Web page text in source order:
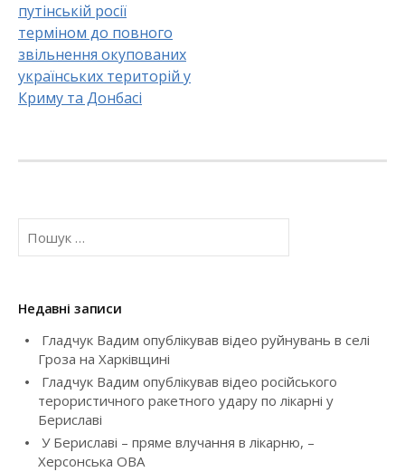
o
s
t
a
a
t
i
n
путінській росії
терміном до повного
звільнення окупованих
українських територій у
Криму та Донбасі
П
кНедавні записи
Гладчук Вадим опублікував відео руйнувань в селі
Гроза на Харківщині
Гладчук Вадим опублікував відео російського
терористичного ракетного удару по лікарні у
Бериславі
У Бериславі – пряме влучання в лікарню, –
Херсонська ОВА